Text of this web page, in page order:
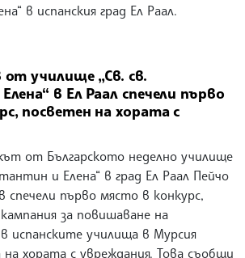
в испанския град Ел Раал.
от училище „Св. св.
в Ел Раал спечели първо
посветен на хората с
от Българското неделно училище
и Елена“ в град Ел Раал Пейчо
спечели първо място в конкурс,
за повишаване на
испанските училища в Мурсия
хората с увреждания. Това съобщи